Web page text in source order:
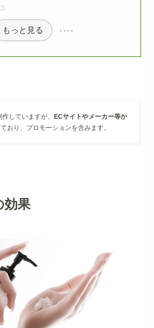
もっと見る
していますが、 ECサイトやメーカー等か
おり、プロモーションを含みます。
効果